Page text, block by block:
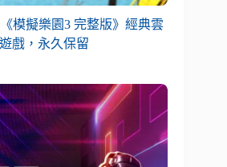
模擬樂園3 完整版》經典雲
戲，永久保留